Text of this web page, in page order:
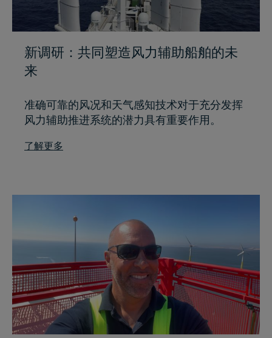
新调研：共同塑造风力辅助船舶的未
来
准确可靠的风况和天气感知技术对于充分发挥
风力辅助推进系统的潜力具有重要作用。
了解更多